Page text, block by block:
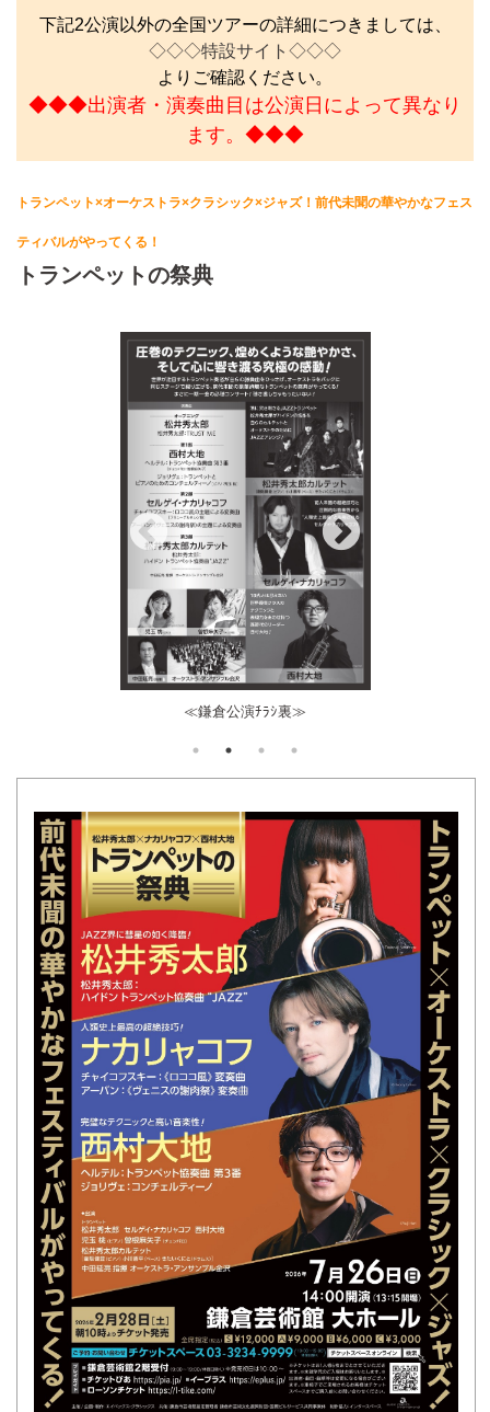
下記2公演以外の全国ツアーの詳細につきましては、
◇◇◇特設サイト◇◇◇
よりご確認ください。
◆◆◆出演者・演奏曲目は公演日によって異なり
ます。◆◆◆
トランペット×オーケストラ×クラシック×ジャズ！前代未聞の華やかなフェス
ティバルがやってくる！
トランペットの祭典
≪鎌倉公演ﾁﾗｼ裏≫